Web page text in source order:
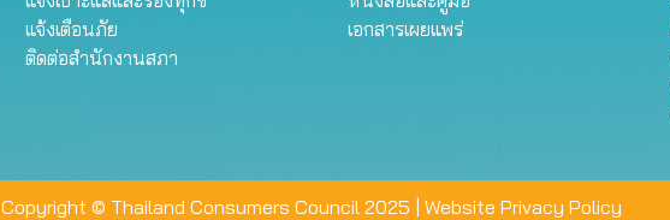
แจ้งเตือนภัย
ติดต่อสำนักงานสภา
เอกสารเผยแพร่
Copyright © Thailand Consumers Council 2025 | Website Privacy Policy